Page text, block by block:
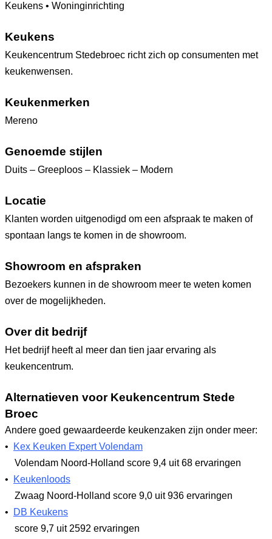
Keukens • Woninginrichting
Keukens
Keukencentrum Stedebroec richt zich op consumenten met
keukenwensen.
Keukenmerken
Mereno
Genoemde stijlen
Duits – Greeploos – Klassiek – Modern
Locatie
Klanten worden uitgenodigd om een afspraak te maken of
spontaan langs te komen in de showroom.
Showroom en afspraken
Bezoekers kunnen in de showroom meer te weten komen
over de mogelijkheden.
Over dit bedrijf
Het bedrijf heeft al meer dan tien jaar ervaring als
keukencentrum.
Alternatieven voor Keukencentrum Stede
Broec
Andere goed gewaardeerde keukenzaken zijn onder meer:
•
Kex Keuken Expert Volendam
Volendam Noord-Holland score 9,4 uit 68 ervaringen
•
Keukenloods
Zwaag Noord-Holland score 9,0 uit 936 ervaringen
•
DB Keukens
score 9,7 uit 2592 ervaringen